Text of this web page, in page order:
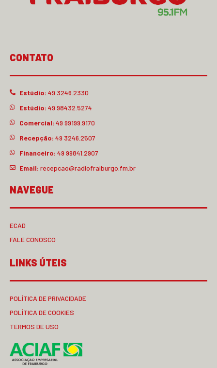
CONTATO
Estúdio: 49 3246.2330
Estúdio: 49 98432.5274
Comercial: 49 99199.9170
Recepção: 49 3246.2507
Financeiro: 49 99841.2907
Email: recepcao@radiofraiburgo.fm.br
NAVEGUE
ECAD
FALE CONOSCO
LINKS ÚTEIS
POLÍTICA DE PRIVACIDADE
POLÍTICA DE COOKIES
TERMOS DE USO